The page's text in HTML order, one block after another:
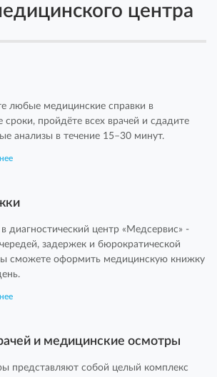
центра
любые медицинские справки в
сроки, пройдёте всех врачей и сдадите
анализы в течение 15–30 минут.
в диагностический центр «Медсервис» -
задержек и бюрократической
сможете оформить медицинскую книжку
и медицинские осмотры
представляют собой целый комплекс